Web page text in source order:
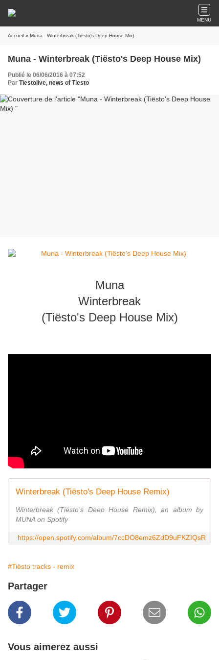
MENU
Accueil » Muna - Winterbreak (Tiësto's Deep House Mix)
Muna - Winterbreak (Tiësto's Deep House Mix)
Publié le 06/06/2016 à 07:52
Par Tiestolive, news of Tiesto
Muna
Winterbreak
(Tiësto's Deep House Mix)
Winterbreak (Tiësto's Deep House Remix)
Winterbreak (Tiësto's Deep House Remix), an album by
MUNA on Spotify
https://open.spotify.com/album/7ccDO8emz6ZdD9uFKZIQsR
#Tiësto tracks - remix
Partager
Vous aimerez aussi